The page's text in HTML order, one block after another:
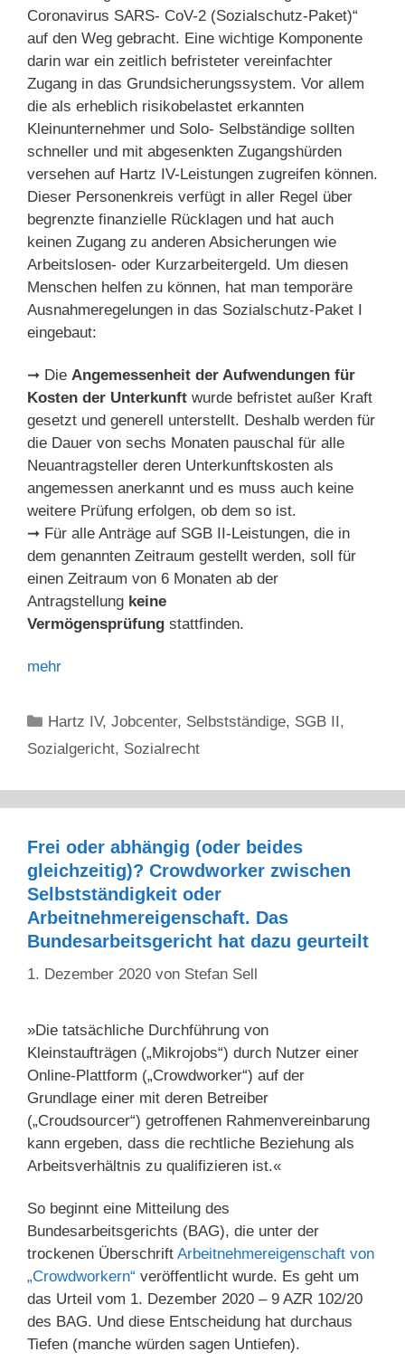
Coronavirus SARS- CoV-2 (Sozialschutz-Paket)“
auf den Weg gebracht. Eine wichtige Komponente
darin war ein zeitlich befristeter vereinfachter
Zugang in das Grundsicherungssystem. Vor allem
die als erheblich risikobelastet erkannten
Kleinunternehmer und Solo- Selbständige sollten
schneller und mit abgesenkten Zugangshürden
versehen auf Hartz IV-Leistungen zugreifen können.
Dieser Personenkreis verfügt in aller Regel über
begrenzte finanzielle Rücklagen und hat auch
keinen Zugang zu anderen Absicherungen wie
Arbeitslosen- oder Kurzarbeitergeld. Um diesen
Menschen helfen zu können, hat man temporäre
Ausnahmeregelungen in das Sozialschutz-Paket I
eingebaut:
➞ Die Angemessenheit der Aufwendungen für
Kosten der Unterkunft wurde befristet außer Kraft
gesetzt und generell unterstellt. Deshalb werden für
die Dauer von sechs Monaten pauschal für alle
Neuantragsteller deren Unterkunftskosten als
angemessen anerkannt und es muss auch keine
weitere Prüfung erfolgen, ob dem so ist.
➞ Für alle Anträge auf SGB II-Leistungen, die in
dem genannten Zeitraum gestellt werden, soll für
einen Zeitraum von 6 Monaten ab der
Antragstellung keine
Vermögensprüfung stattfinden.
mehr
Kategorien
Hartz IV,Jobcenter, Selbstständige, SGB II ,
Sozialgericht, Sozialrecht
Frei oder abhängig (oder beides
gleichzeitig)? Crowdworker zwischen
Selbstständigkeit oder
Arbeitnehmereigenschaft. Das
Bundesarbeitsgericht hat dazu geurteilt
1. Dezember 2020 von Stefan Sell
»Die tatsächliche Durchführung von
Kleinstaufträgen („Mikrojobs“) durch Nutzer einer
Online-Plattform („Crowdworker“) auf der
Grundlage einer mit deren Betreiber
(„Croudsourcer“) getroffenen Rahmenvereinbarung
kann ergeben, dass die rechtliche Beziehung als
Arbeitsverhältnis zu qualifizieren ist.«
So beginnt eine Mitteilung des
Bundesarbeitsgerichts (BAG), die unter der
trockenen Überschrift Arbeitnehmereigenschaft von
„Crowdworkern“ veröffentlicht wurde. Es geht um
das Urteil vom 1. Dezember 2020 – 9 AZR 102/20
des BAG. Und diese Entscheidung hat durchaus
Tiefen (manche würden sagen Untiefen).